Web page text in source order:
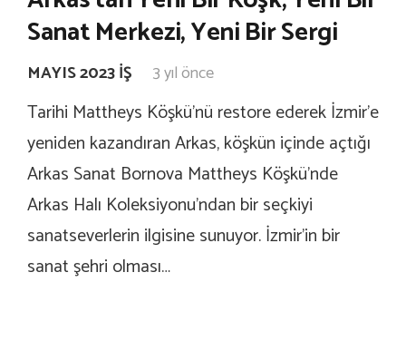
Sanat Merkezi, Yeni Bir Sergi
MAYIS 2023 İŞ 3 yıl önce
Tarihi Mattheys Köşkü’nü restore ederek İzmir’e
yeniden kazandıran Arkas, köşkün içinde açtığı
Arkas Sanat Bornova Mattheys Köşkü’nde
Arkas Halı Koleksiyonu’ndan bir seçkiyi
sanatseverlerin ilgisine sunuyor. İzmir’in bir
sanat şehri olması…